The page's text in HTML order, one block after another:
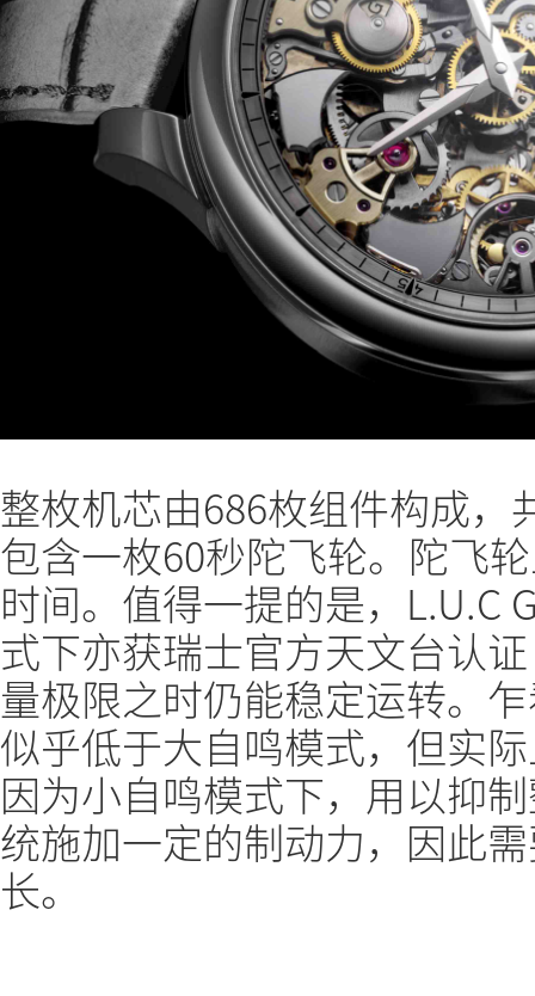
整枚机芯由686枚组件构成
包含一枚60秒陀飞轮。陀飞
时间。值得一提的是，L.U.C
式下亦获瑞士官方天文台认
量极限之时仍能稳定运转。
似乎低于大自鸣模式，但实
因为小自鸣模式下，用以抑
统施加一定的制动力，因此
长。